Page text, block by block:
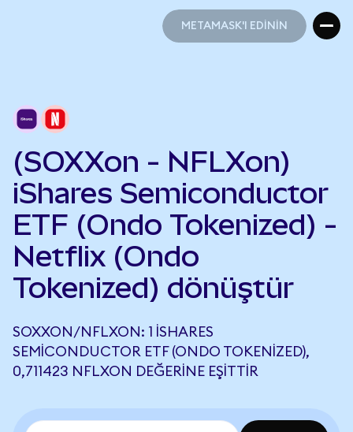
METAMASK'I EDİNİN
(SOXXon - NFLXon)
iShares Semiconductor
ETF (Ondo Tokenized) -
Netflix (Ondo
Tokenized) dönüştür
SOXXON/NFLXON: 1 ISHARES
SEMICONDUCTOR ETF (ONDO TOKENIZED),
0,711423 NFLXON DEĞERINE EŞITTIR